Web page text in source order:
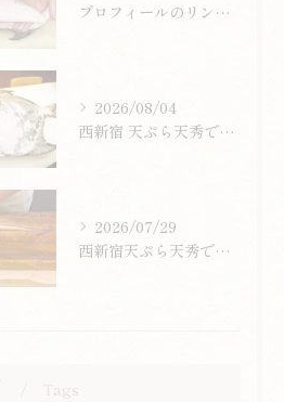
プロフィールのリンクまたはお電話からお気軽にご予約ください。
2026/08/04
西新宿 天ぷら天秀です。
2026/07/29
西新宿天ぷら天秀です。
Tags